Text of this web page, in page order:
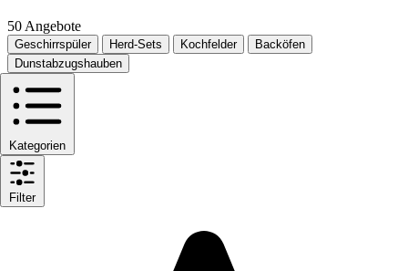
50 Angebote
Geschirrspüler Herd-Sets Kochfelder
Backöfen
Dunstabzugshauben
Kategorien
Filter